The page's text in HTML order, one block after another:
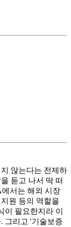
않는다는 전제하
듣고 나서 딱 떠
서는 해외 시장
원 등의 역할을
이 필요한지라 이
그리고 '기술보증